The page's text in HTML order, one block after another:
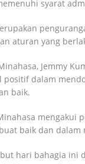
syarat
aturan yang
Jemmy
positif dalam
baik.
mengakui
baik dan dalam
hari bahagia ini